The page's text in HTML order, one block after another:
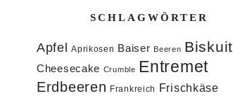
SCHLAGWÖRTER
Apfel Aprikosen Baiser Beeren Biskuit
Cheesecake Crumble Entremet
Erdbeeren Frankreich Frischkäse